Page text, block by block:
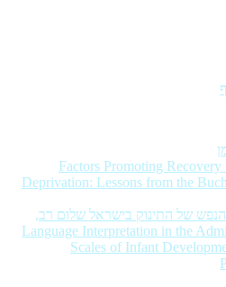
Factors Promoting
Deprivation: Lessons from the
של התינוק בישראל שלום רב,
Language Interpretation in the
Scales of Infant